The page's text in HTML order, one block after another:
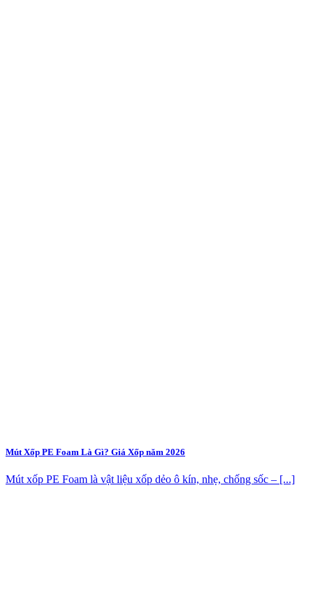
Mút Xốp PE Foam Là Gì? Giá Xốp năm 2026
Mút xốp PE Foam là vật liệu xốp dẻo ô kín, nhẹ, chống sốc – [...]